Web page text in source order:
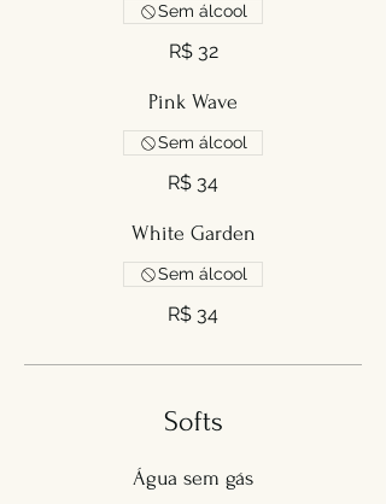
R$ 32
Sem álcool
Pink Wave
R$ 34
Sem álcool
White Garden
R$ 34
Sem álcool
Softs
Água sem gás